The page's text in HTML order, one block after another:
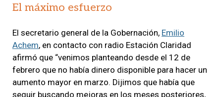
El máximo esfuerzo
El secretario general de la Gobernación, Emilio
Achem, en contacto con radio Estación Claridad
afirmó que “venimos planteando desde el 12 de
febrero que no había dinero disponible para hacer un
aumento mayor en marzo. Dijimos que había que
seguir buscando mejoras en los meses posteriores,